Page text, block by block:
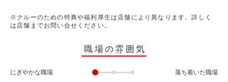
※クルーのための特典や福利厚生は店舗により異なります。詳しく
は店舗までお問い合せください。
職場の雰囲気
にぎやかな職場 落ち着いた職場